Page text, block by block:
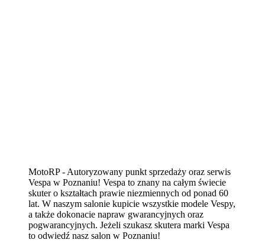
MotoRP - Autoryzowany punkt sprzedaży oraz serwis
Vespa w Poznaniu! Vespa to znany na całym świecie
skuter o kształtach prawie niezmiennych od ponad 60
lat. W naszym salonie kupicie wszystkie modele Vespy,
a także dokonacie napraw gwarancyjnych oraz
pogwarancyjnych. Jeżeli szukasz skutera marki Vespa
to odwiedź nasz salon w Poznaniu!